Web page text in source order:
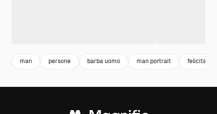
man persone barba uomo man portrait felicita